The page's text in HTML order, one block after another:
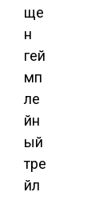
ще
н
гей
мп
ле
йн
ый
тре
йл